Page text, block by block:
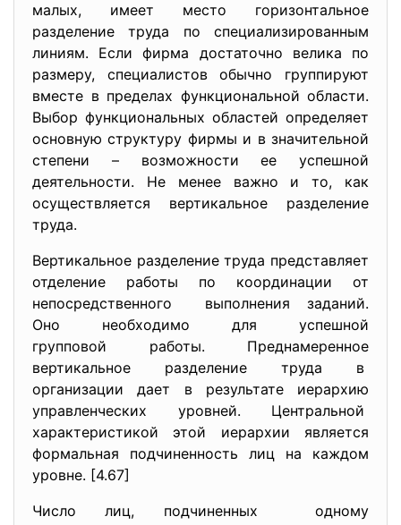
малых, имеет место горизонтальное
разделение труда по специализированным
линиям. Если фирма достаточно велика по
размеру, специалистов обычно группируют
вместе в пределах функциональной области.
Выбор функциональных областей определяет
основную структуру фирмы и в значительной
степени – возможности ее успешной
деятельности. Не менее важно и то, как
осуществляется вертикальное разделение
труда.
Вертикальное разделение труда представляет
отделение работы по координации от
непосредственного выполнения заданий.
Оно необходимо для успешной
групповой работы. Преднамеренное
вертикальное разделение труда в
организации дает в результате иерархию
управленческих уровней. Центральной
характеристикой этой иерархии является
формальная подчиненность лиц на каждом
уровне. [4.67]
Число лиц, подчиненных одному